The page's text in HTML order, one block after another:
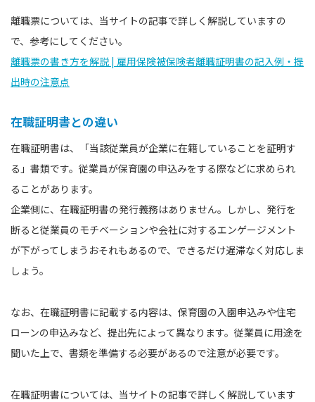
離職票については、当サイトの記事で詳しく解説していますの
で、参考にしてください。
離職票の書き方を解説 | 雇用保険被保険者離職証明書の記入例・提
出時の注意点
在職証明書との違い
在職証明書は、「当該従業員が企業に在籍していることを証明す
る」書類です。従業員が保育園の申込みをする際などに求められ
ることがあります。
企業側に、在職証明書の発行義務はありません。しかし、発行を
断ると従業員のモチベーションや会社に対するエンゲージメント
が下がってしまうおそれもあるので、できるだけ遅滞なく対応しま
しょう。
なお、在職証明書に記載する内容は、保育園の入園申込みや住宅
ローンの申込みなど、提出先によって異なります。従業員に用途を
聞いた上で、書類を準備する必要があるので注意が必要です。
在職証明書については、当サイトの記事で詳しく解説しています